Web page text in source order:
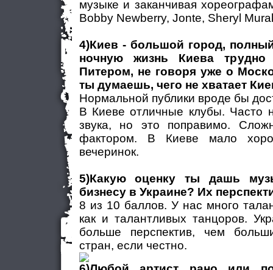
музыке и заканчивая
Bobby Newberry, Jonte, Sheryl
4)Киев - большой город,
ночную жизнь Киева
Питером, не говоря уже о
ты думаешь, чего не хватает
Нормальной публики вроде бы
В Киеве отличные клубы. Часто
звука, но это поправимо.
фактором. В Киеве мало
вечеринок.
5)Какую оценку ты дашь
бизнесу в Украине? Их
8 из 10 баллов. У нас много
как и талантливых танцоров.
больше перспектив, чем
стран, если честно.